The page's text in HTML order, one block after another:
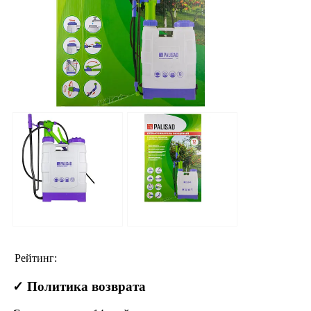
Рейтинг:
✓ Политика возврата